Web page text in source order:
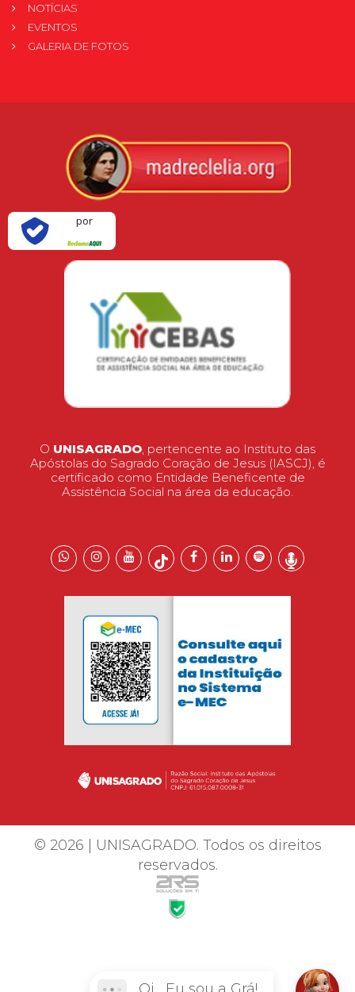
NOTÍCIAS
EVENTOS
GALERIA DE FOTOS
por
O UNISAGRADO, pertencente ao Instituto das
Apóstolas do Sagrado Coração de Jesus (IASCJ), é
certificado como Entidade Beneficente de
Assistência Social na área da educação.
© 2026 | UNISAGRADO. Todos os direitos
reservados.